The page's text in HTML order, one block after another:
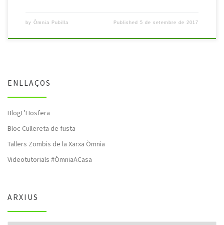
by Òmnia Pubilla Published5 de setembre de 2017
ENLLAÇOS
BlogL’Hosfera
Bloc Cullereta de fusta
Tallers Zombis de la Xarxa Òmnia
Videotutorials #ÒmniaACasa
ARXIUS